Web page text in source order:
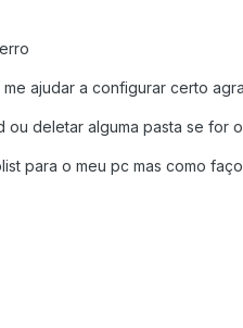
ajudar a configurar certo
ou deletar alguma pasta se for
para o meu pc mas como